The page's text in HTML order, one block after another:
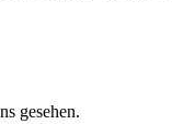
gesehen.